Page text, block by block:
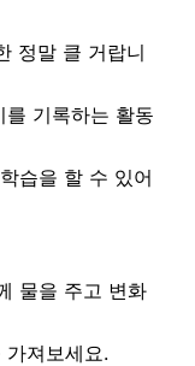
정말 클 거랍니
기록하는 활동
습을 할 수 있어
물을 주고 변화
져보세요.